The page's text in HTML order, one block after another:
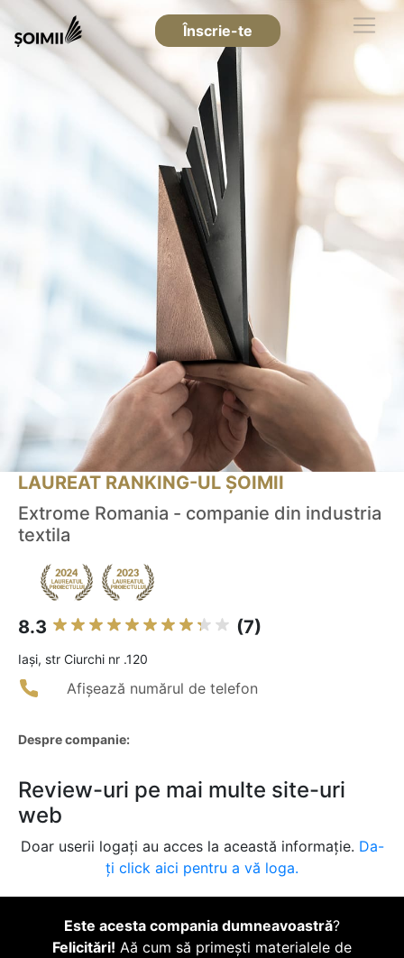
Înscrie-te
LAUREAT RANKING-UL ȘOIMII
Extrome Romania - companie din industria
textila
8.3 (7)
Iaşi, str Ciurchi nr .120
Afișează numărul de telefon
Despre companie:
Review-uri pe mai multe site-uri
web
Doar userii logați au acces la această informație. Da-
ți click aici pentru a vă loga.
Este acesta compania dumneavoastră?
Felicitări! Aă cum să primești materialele de